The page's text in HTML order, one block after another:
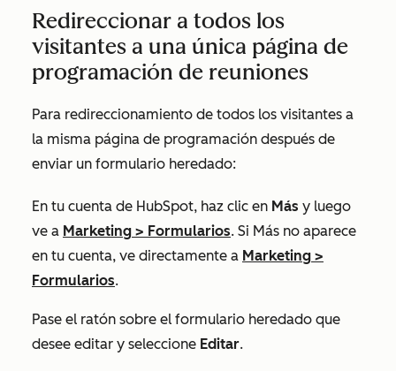
Redireccionar a todos los
visitantes a una única página de
programación de reuniones
Para redireccionamiento de todos los visitantes a
la misma página de programación después de
enviar un formulario heredado:
En tu cuenta de HubSpot, haz clic en Más y luego
ve a Marketing > Formularios. Si Más no aparece
en tu cuenta, ve directamente a Marketing >
Formularios.
Pase el ratón sobre el formulario heredado que
desee editar y seleccione Editar.